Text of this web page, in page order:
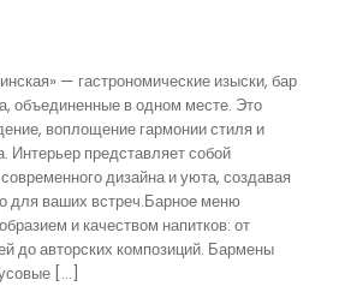
— гастрономические изыски, бар
объединенные в одном месте. Это
воплощение гармонии стиля и
Интерьер представляет собой
дизайна и уюта, создавая
для ваших встреч.Барное меню
и качеством напитков: от
до авторских композиций. Бармены
[…]